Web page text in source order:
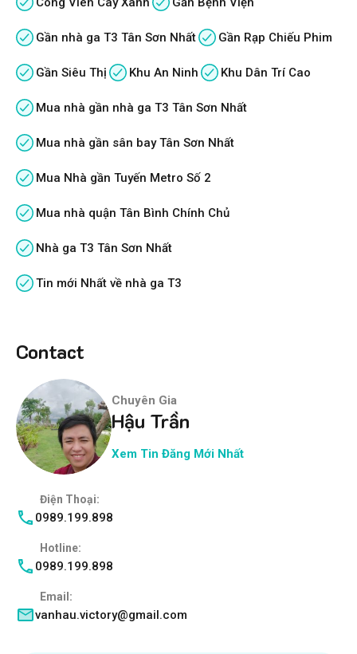
Gần nhà ga T3 Tân Sơn Nhất Gần Rạp Chiếu Phim
Gần Siêu Thị Khu An Ninh Khu Dân Trí Cao
Mua nhà gần nhà ga T3 Tân Sơn Nhất
Mua nhà gần sân bay Tân Sơn Nhất
Mua Nhà gần Tuyến Metro Số 2
Mua nhà quận Tân Bình Chính Chủ
Nhà ga T3 Tân Sơn Nhất
Tin mới Nhất về nhà ga T3
Contact
Chuyên Gia
Hậu Trần
Xem Tin Đăng Mới Nhất
Điện Thoại:
0989.199.898
Hotline:
0989.199.898
Email:
vanhau.victory@gmail.com